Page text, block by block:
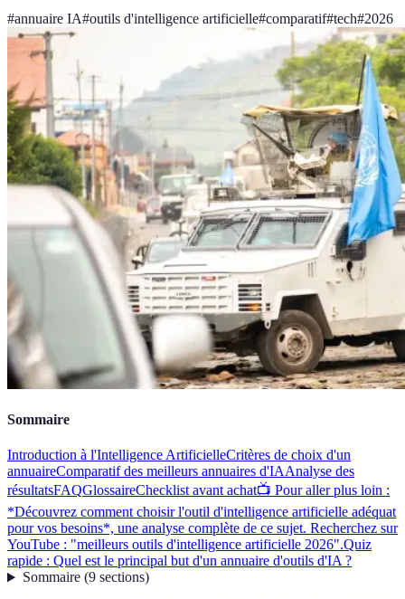
#annuaire IA#outils d'intelligence artificielle#comparatif#tech#2026
Sommaire
Introduction à l'Intelligence ArtificielleCritères de choix d'un
annuaireComparatif des meilleurs annuaires d'IAAnalyse des
résultatsFAQGlossaireChecklist avant achat📺 Pour aller plus loin :
*Découvrez comment choisir l'outil d'intelligence artificielle adéquat
pour vos besoins*, une analyse complète de ce sujet. Recherchez sur
YouTube : "meilleurs outils d'intelligence artificielle 2026".Quiz
rapide : Quel est le principal but d'un annuaire d'outils d'IA ?
Sommaire(9 sections)